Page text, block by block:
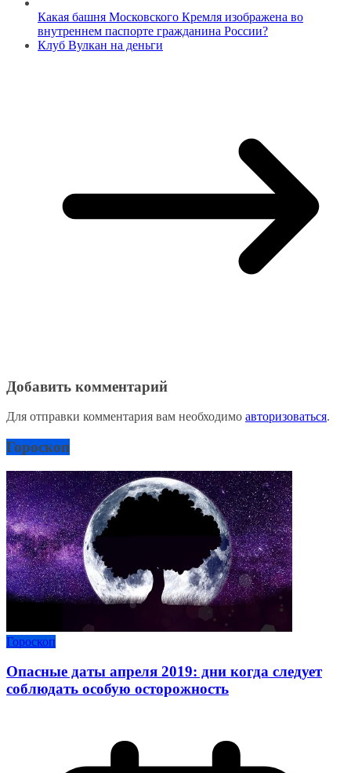
Какая башня Московского Кремля изображена во
внутреннем паспорте гражданина России?
Клуб Вулкан на деньги
Добавить комментарий
Для отправки комментария вам необходимо авторизоваться.
Гороскоп
Гороскоп
Опасные даты апреля 2019: дни когда следует
соблюдать особую осторожность